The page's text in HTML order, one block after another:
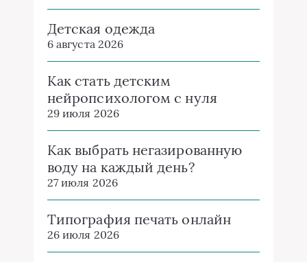
Детская одежда
6 августа 2026
Как стать детским
нейропсихологом с нуля
29 июля 2026
Как выбрать негазированную
воду на каждый день?
27 июля 2026
Типография печать онлайн
26 июля 2026